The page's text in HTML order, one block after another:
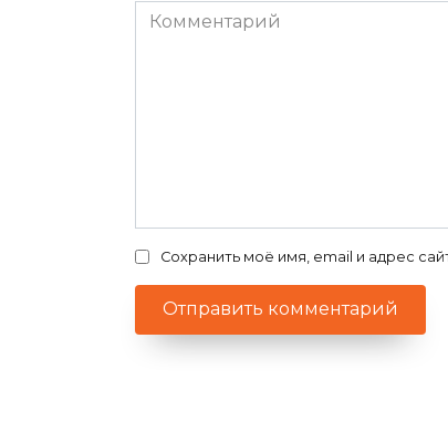
Комментарий
Сохранить моё имя, email и адрес